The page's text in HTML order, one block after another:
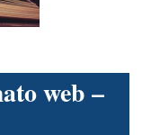
web –